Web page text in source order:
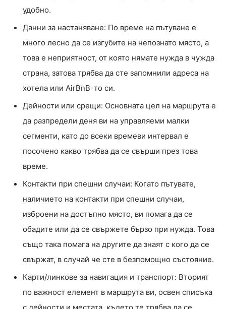
удобно.
Данни за настаняване: По време на пътуване е
много лесно да се изгубите на непознато място, а
това е неприятност, от която нямате нужда в чужда
страна, затова трябва да сте запомнили адреса на
хотела или AirBnB-то си.
Дейности или срещи: Основната цел на маршрута е
да разпредели деня ви на управляеми малки
сегменти, като до всеки времеви интервал е
посочено какво трябва да се свърши през това
време.
Контакти при спешни случаи: Когато пътувате,
наличието на контакти при спешни случаи,
изброени на достъпно място, ви помага да се
обадите или да се свържете бързо при нужда. Това
също така помага на другите да знаят с кого да се
свържат, в случай че сте в безпомощно състояние.
Карти/линкове за навигация и транспорт: Вторият
по важност елемент в маршрута ви, освен списъка